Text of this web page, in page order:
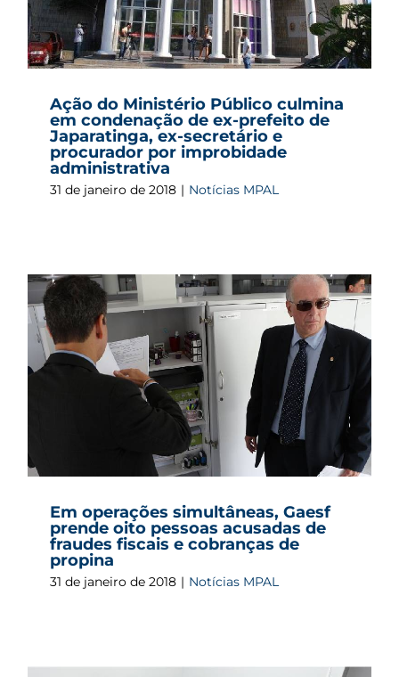
Ação do Ministério Público culmina
em condenação de ex-prefeito de
Japaratinga, ex-secretário e
procurador por improbidade
administrativa
31 de janeiro de 2018 | Notícias MPAL
Em operações simultâneas, Gaesf
prende oito pessoas acusadas de
fraudes fiscais e cobranças de
propina
31 de janeiro de 2018 | Notícias MPAL